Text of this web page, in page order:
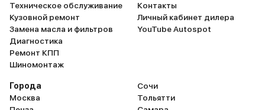
Техническое обслуживание
Кузовной ремонт
Замена масла и фильтров
Диагностика
Ремонт КПП
Шиномонтаж
Контакты
Личный кабинет дилера
YouTube Autospot
Города
Москва
Сочи
Тольятти